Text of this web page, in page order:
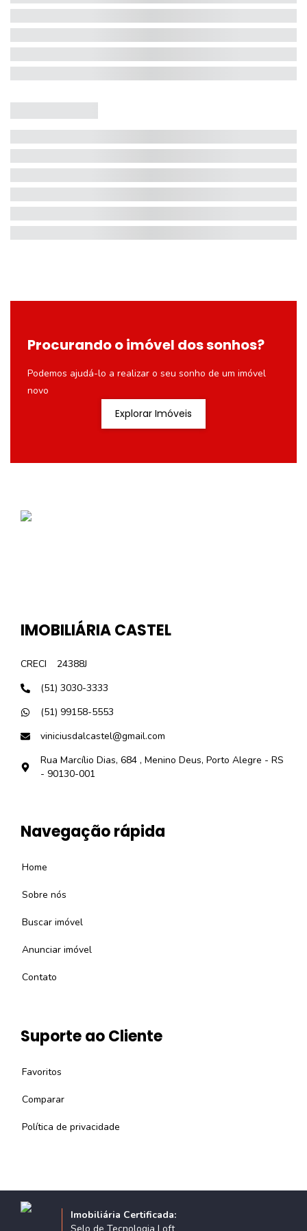
Procurando o imóvel dos sonhos?
Podemos ajudá-lo a realizar o seu sonho de um imóvel
novo
Explorar Imóveis
IMOBILIÁRIA CASTEL
CRECI
24388J
(51) 3030-3333
(51) 99158-5553
viniciusdalcastel@gmail.com
Rua Marcílio Dias, 684 , Menino Deus, Porto Alegre - RS
- 90130-001
Navegação rápida
Home
Sobre nós
Buscar imóvel
Anunciar imóvel
Contato
Suporte ao Cliente
Favoritos
Comparar
Política de privacidade
Imobiliária Certificada: